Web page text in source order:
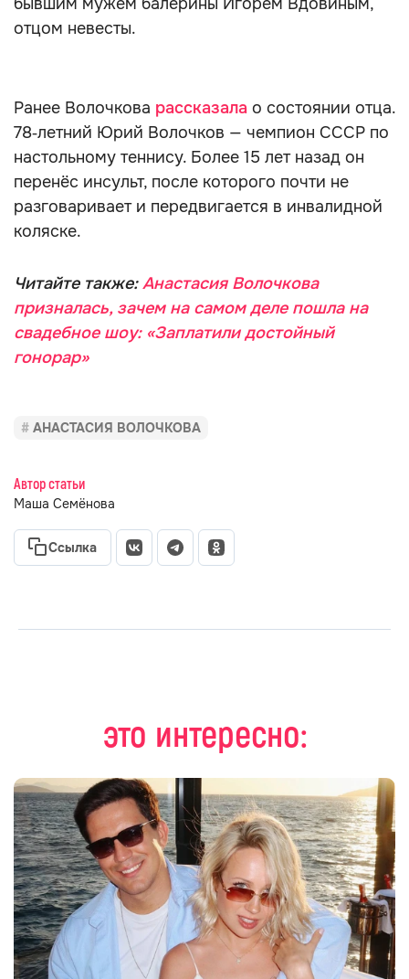
отцом невесты.
Ранее Волочкова рассказала о состоянии отца.
78‑летний Юрий Волочков — чемпион СССР по
настольному теннису. Более 15 лет назад он
перенёс инсульт, после которого почти не
разговаривает и передвигается в инвалидной
коляске.
Читайте также:Анастасия Волочкова
призналась, зачем на самом деле пошла на
свадебное шоу: «Заплатили достойный
гонорар»
АНАСТАСИЯ ВОЛОЧКОВА
Автор статьи
Маша Семёнова
Ссылка
это интересно: